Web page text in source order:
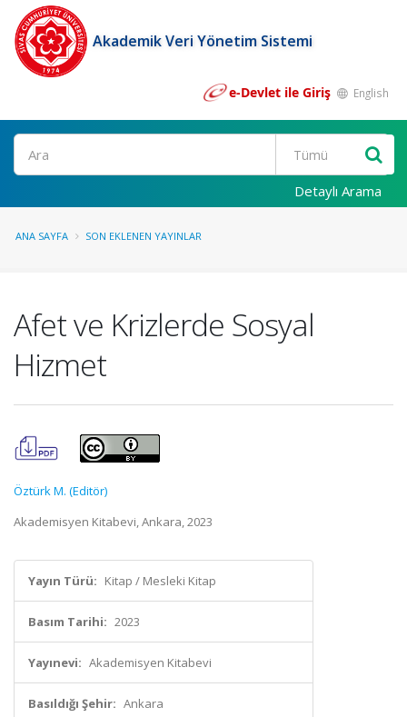
Akademik Veri Yönetim Sistemi
e-Devlet ile Giriş English
Ara
Detaylı Arama
ANA SAYFA SON EKLENEN YAYINLAR
Afet ve Krizlerde Sosyal
Hizmet
Öztürk M. (Editör)
Akademisyen Kitabevi, Ankara, 2023
Yayın Türü: Kitap / Mesleki Kitap
Basım Tarihi: 2023
Yayınevi: Akademisyen Kitabevi
Basıldığı Şehir: Ankara